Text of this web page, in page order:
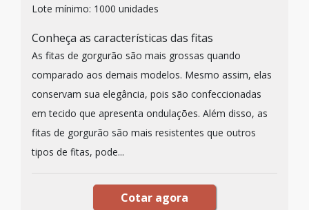
Lote mínimo: 1000 unidades
Conheça as características das fitas
As fitas de gorgurão são mais grossas quando
comparado aos demais modelos. Mesmo assim, elas
conservam sua elegância, pois são confeccionadas
em tecido que apresenta ondulações. Além disso, as
fitas de gorgurão são mais resistentes que outros
tipos de fitas, pode...
Cotar agora